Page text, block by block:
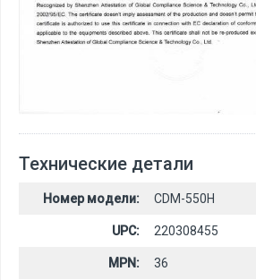
Технические детали
Номер модели: CDM-550H
UPC: 220308455
MPN: 36